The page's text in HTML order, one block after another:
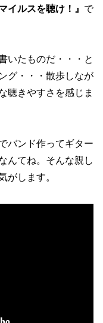
マイルスを聴け！』 で
いたものだ・・・と
グ・・・散歩しなが
聴きやすさを感じま
バンド作ってギター
んてね。そんな親し
がします。